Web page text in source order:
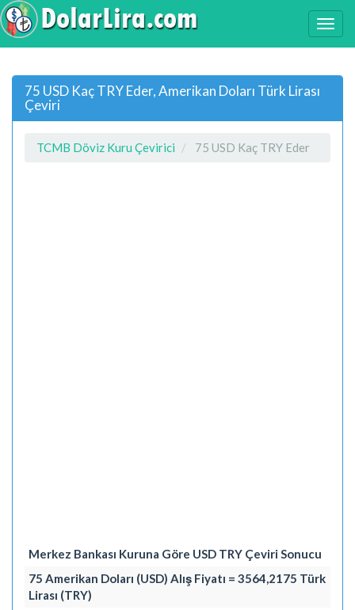
75 USD Kaç TRY Eder, Amerikan Doları Türk Lirası
Çeviri
TCMB Döviz Kuru Çevirici 75 USD Kaç TRY Eder
Merkez Bankası Kuruna Göre USD TRY Çeviri Sonucu
75 Amerikan Doları (USD) Alış Fiyatı = 3564,2175 Türk
Lirası (TRY)